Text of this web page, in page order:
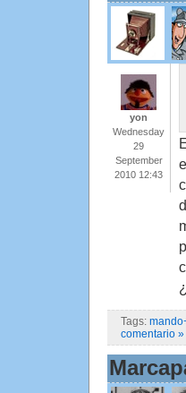
yon
Wednesday
29
September
2010 12:43
Tags:
comentario »